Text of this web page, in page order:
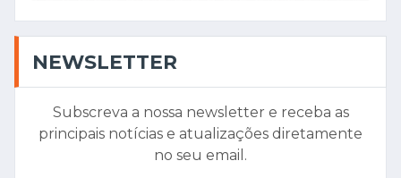
NEWSLETTER
Subscreva a nossa newsletter e receba as
principais notícias e atualizações diretamente
no seu email.